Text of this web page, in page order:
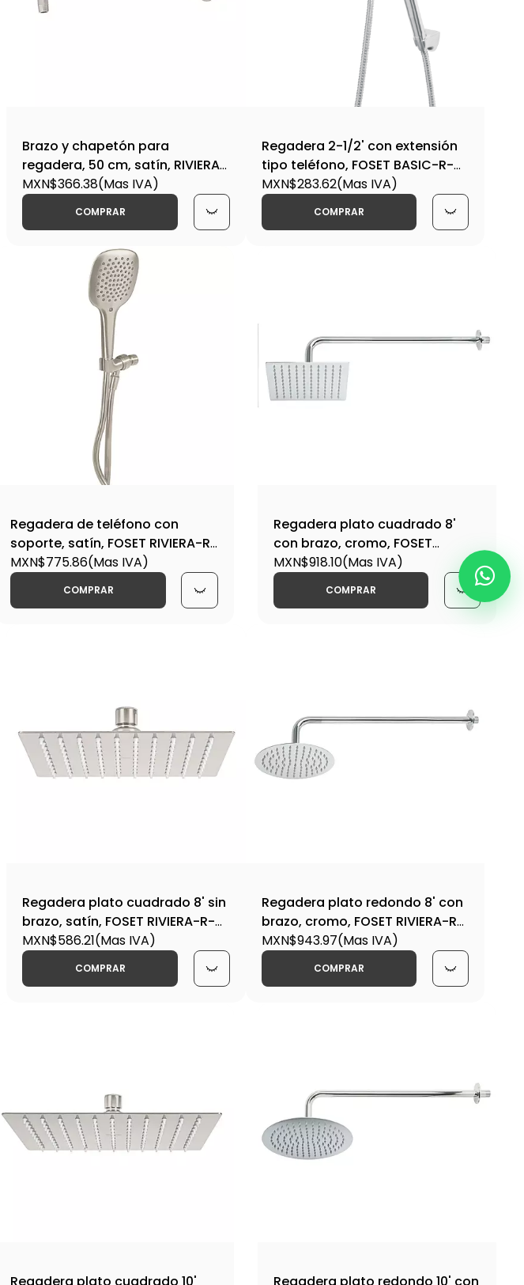
Brazo y chapetón para
regadera, 50 cm, satín, RIVIERA-
BCH-750N / 45778
MXN$366.38(Mas IVA)
COMPRAR
Regadera 2-1/2' con extensión
tipo teléfono, FOSET BASIC-R-
007 / 49450
MXN$283.62(Mas IVA)
COMPRAR
Regadera de teléfono con
soporte, satín, FOSET RIVIERA-R-
013N / 45786
MXN$775.86(Mas IVA)
COMPRAR
Regadera plato cuadrado 8'
con brazo, cromo, FOSET
RIVIERA-R-308 / 45771
MXN$918.10(Mas IVA)
COMPRAR
Regadera plato cuadrado 8' sin
brazo, satín, FOSET RIVIERA-R-
308SN / 45780
MXN$586.21(Mas IVA)
COMPRAR
Regadera plato redondo 8' con
brazo, cromo, FOSET RIVIERA-R-
309 / 45075
MXN$943.97(Mas IVA)
COMPRAR
Regadera plato cuadrado 10'
Regadera plato redondo 10' con